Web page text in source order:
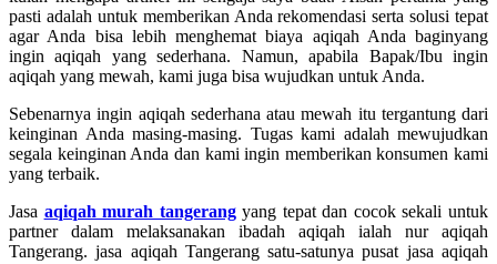
pasti adalah untuk memberikan Anda rekomendasi serta solusi tepat
agar Anda bisa lebih menghemat biaya aqiqah Anda baginyang
ingin aqiqah yang sederhana. Namun, apabila Bapak/Ibu ingin
aqiqah yang mewah, kami juga bisa wujudkan untuk Anda.
Sebenarnya ingin aqiqah sederhana atau mewah itu tergantung dari
keinginan Anda masing-masing. Tugas kami adalah mewujudkan
segala keinginan Anda dan kami ingin memberikan konsumen kami
yang terbaik.
Jasa aqiqah murah tangerangyang tepat dan cocok sekali untuk
partner dalam melaksanakan ibadah aqiqah ialah nur aqiqah
Tangerang. jasa aqiqah Tangerang satu-satunya pusat jasa aqiqah